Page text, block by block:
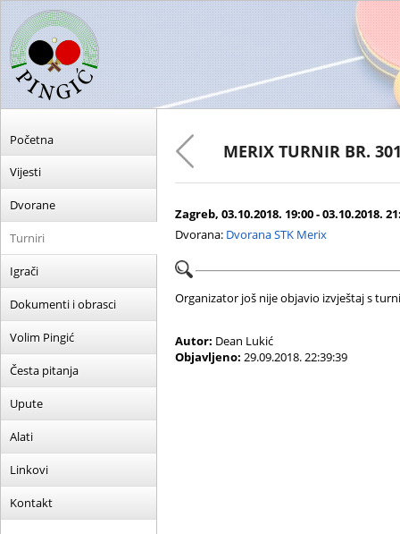
Početna
Vijesti
Dvorane
Turniri
Igrači
Dokumenti i obrasci
Volim Pingić
Česta pitanja
Upute
Alati
Linkovi
Kontakt
MERIX TURNIR BR.
Zagreb, 03.10.2018. 19:00 - 03.10.2018.
Dvorana: Dvorana STK Merix
Organizator još nije objavio izvještaj s
Autor: Dean Lukić
Objavljeno: 29.09.2018. 22:39:39